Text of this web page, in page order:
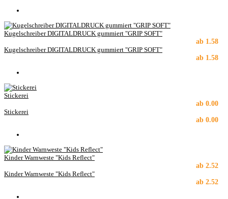
Kugelschreiber DIGITALDRUCK gummiert "GRIP SOFT"
ab 1.58
Kugelschreiber DIGITALDRUCK gummiert "GRIP SOFT"
ab 1.58
Stickerei
ab 0.00
Stickerei
ab 0.00
Kinder Warnweste "Kids Reflect"
ab 2.52
Kinder Warnweste "Kids Reflect"
ab 2.52